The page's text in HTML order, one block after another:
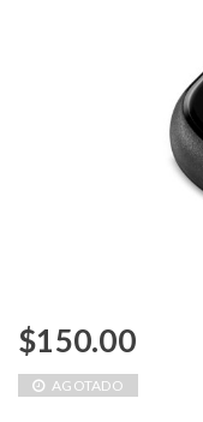
$150.00
AGOTADO